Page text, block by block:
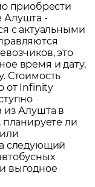
приобрести
Алушта -
с актуальными
это
время и дату,
Стоимость
от Infinity
изАлушта в
планируете ли
следующий
выгодное